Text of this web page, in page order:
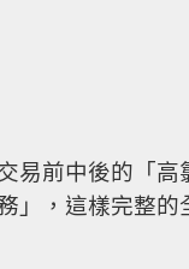
易前中後的「高
」，這樣完整的